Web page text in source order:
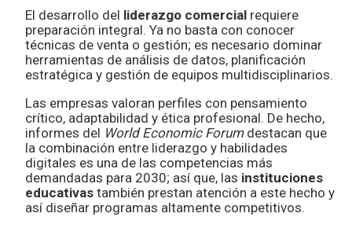
El desarrollo del liderazgo comercial requiere
preparación integral. Ya no basta con conocer
técnicas de venta o gestión; es necesario dominar
herramientas de análisis de datos, planificación
estratégica y gestión de equipos multidisciplinarios.
Las empresas valoran perfiles con pensamiento
crítico, adaptabilidad y ética profesional. De hecho,
informes del World Economic Forumdestacan que
la combinación entre liderazgo y habilidades
digitales es una de las competencias más
demandadas para 2030; así que, las instituciones
educativas también prestan atención a este hecho y
así diseñar programas altamente competitivos.